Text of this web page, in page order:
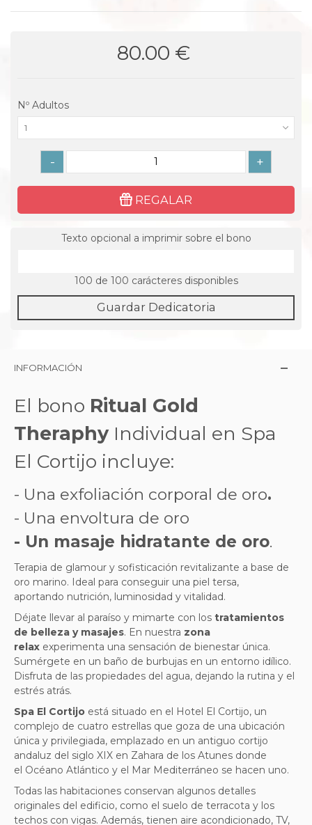
80.00 €
Nº Adultos
1
- +
REGALAR
Texto opcional a imprimir sobre el bono
100 de 100 carácteres disponibles
Guardar Dedicatoria
INFORMACIÓN
El bono Ritual Gold
TheraphyIndividual en Spa
El Cortijo incluye:
- Una exfoliación corporal de oro.
- Una envoltura de oro
- Un masaje hidratante de oro.
Terapia de glamour y sofisticación revitalizante a base de
oro marino. Ideal para conseguir una piel tersa,
aportando nutrición, luminosidad y vitalidad.
Déjate llevar al paraíso y mimarte con los tratamientos
de belleza y masajes. En nuestra zona
relax experimenta una sensación de bienestar única.
Sumérgete en un baño de burbujas en un entorno idílico.
Disfruta de las propiedades del agua, dejando la rutina y el
estrés atrás.
Spa El Cortijo está situado en el Hotel El Cortijo, un
complejo de cuatro estrellas que goza de una ubicación
única y privilegiada, emplazado en un antiguo cortijo
andaluz del siglo XIX en Zahara de los Atunes donde
el Océano Atlántico y el Mar Mediterráneo se hacen uno.
Todas las habitaciones conservan algunos detalles
originales del edificio, como el suelo de terracota y los
techos con vigas. Además, tienen aire acondicionado, TV,